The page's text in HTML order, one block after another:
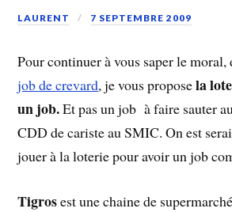
LAURENT 7 SEPTEMBRE 2009
Pour continuer à vous saper le moral,
job de crevard, je vous proposela
un job.Et pas un job à faire sauter
CDD de cariste au SMIC. On est
jouer à la loterie pour avoir un job
Tigrosest une chaine de